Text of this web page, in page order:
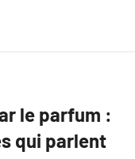
le parfum :
qui parlent